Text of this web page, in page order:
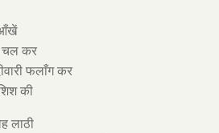
चल कर
फलाँग कर
की
लाठी